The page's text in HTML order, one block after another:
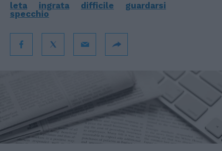
leta ingrata difficile
guardarsi
specchio